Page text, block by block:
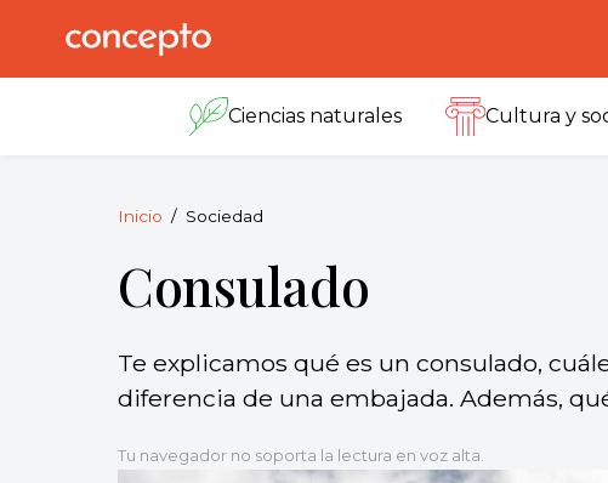
reservados.
Ciencias naturales Cultura y
Inicio Sociedad
Consulado
Te explicamos qué es un consulado,
diferencia de una embajada. Además,
Tu navegador no soporta la lectura en voz alta.